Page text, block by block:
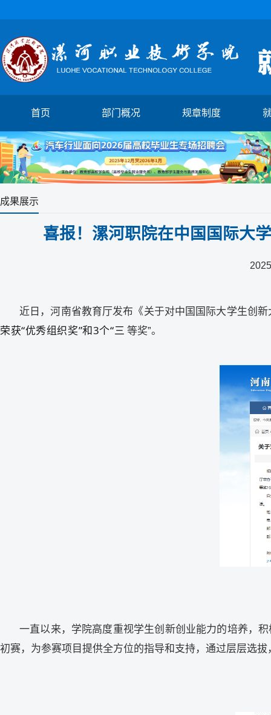
首页 部门概况 规章制度
1 2 3 4 5
成果展示
喜报！漯河职院在中国国际大
近日，河南省教育厅发布《关于对中国国际大学生创
荣获“优秀组织奖”和3个“三 等奖”。
一直以来，学院高度重视学生创新创业能力的培养，
初赛，为参赛项目提供全方位的指导和支持，通过层层选